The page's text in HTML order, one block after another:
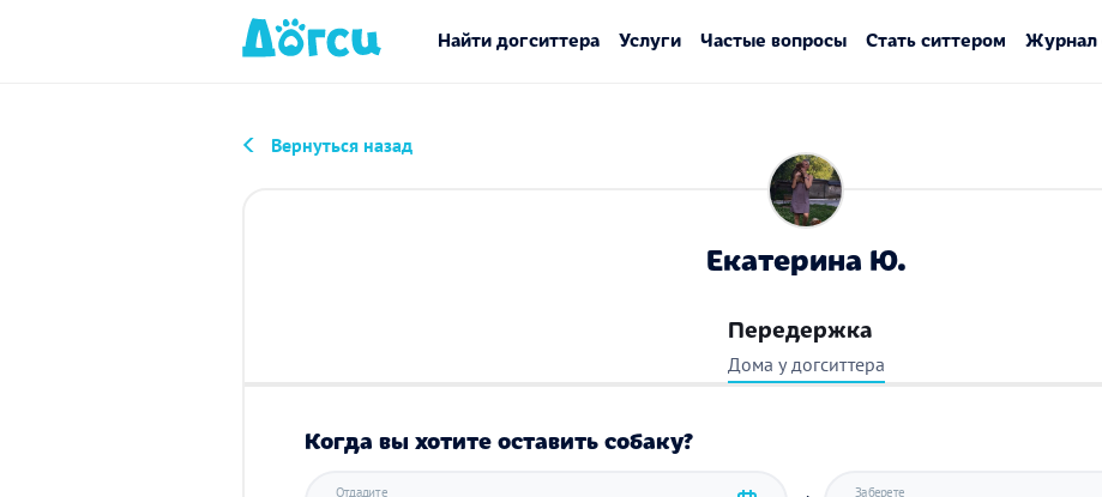
Найти догситтера Услуги Частые вопросы Стать ситтером Журнал
Вернуться назад
Екатерина Ю.
Передержка
Дома у догситтера
Когда вы хотите оставить собаку?
Отдадите Заберете